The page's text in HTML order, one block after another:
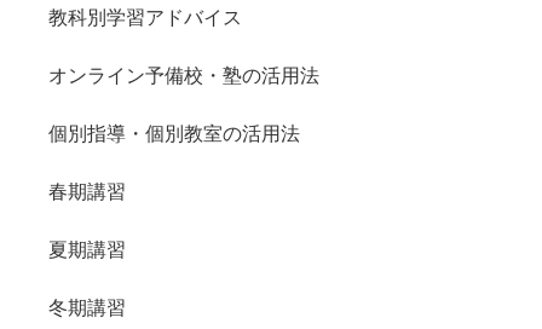
教科別学習アドバイス
オンライン予備校・塾の活用法
個別指導・個別教室の活用法
春期講習
夏期講習
冬期講習